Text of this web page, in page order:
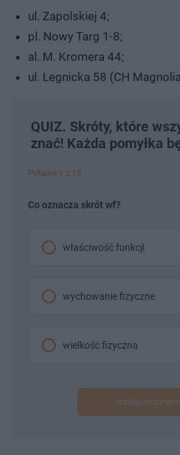
ul. Zapolskiej 4;
pl. Nowy Targ 1-8;
al. M. Kromera 44;
ul. Legnicka 58 (CH
QUIZ. Skróty, które
znać! Każda pomyłka
Pytanie 1 z 15
Co oznacza skrót wf?
właściwość funkcji
wychowanie fizyczne
wielkość fizyczna
Następne